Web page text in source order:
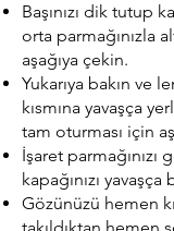
Başınızı dik tutup
orta parmağınızla
aşağıya çekin.
Yukarıya bakın ve
kısmına yavaşça
tam oturması için
İşaret
kapağınızı yavaşça
Gözünüzü hemen